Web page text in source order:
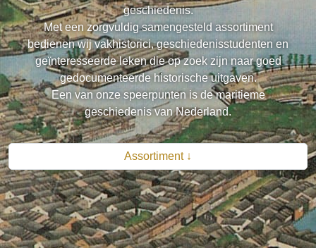
geschiedenis.
Met een zorgvuldig samengesteld assortiment
bedienen wij vakhistorici, geschiedenisstudenten en
geïnteresseerde leken die op zoek zijn naar goed
gedocumenteerde historische uitgaven.
Een van onze speerpunten is de maritieme
geschiedenis van Nederland.
Assortiment ↓